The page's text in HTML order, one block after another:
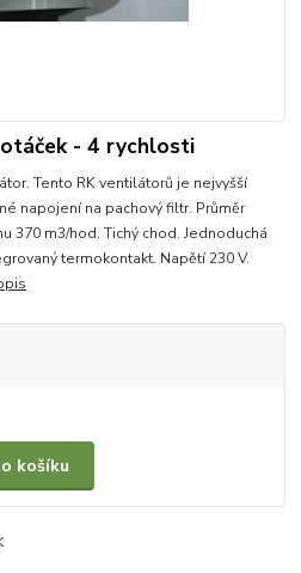
- 4 rychlosti
Tento RK ventilátorů je nejvyšší
napojení na pachový filtr. Průměr
370 m3/hod. Tichý chod. Jednoduchá
termokontakt. Napětí 230 V.
košíku